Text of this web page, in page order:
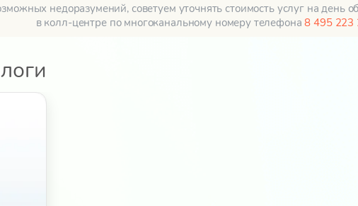
недоразумений, советуем уточнять стоимость услуг на день
в колл-центре по многоканальному номеру телефона8 495 223